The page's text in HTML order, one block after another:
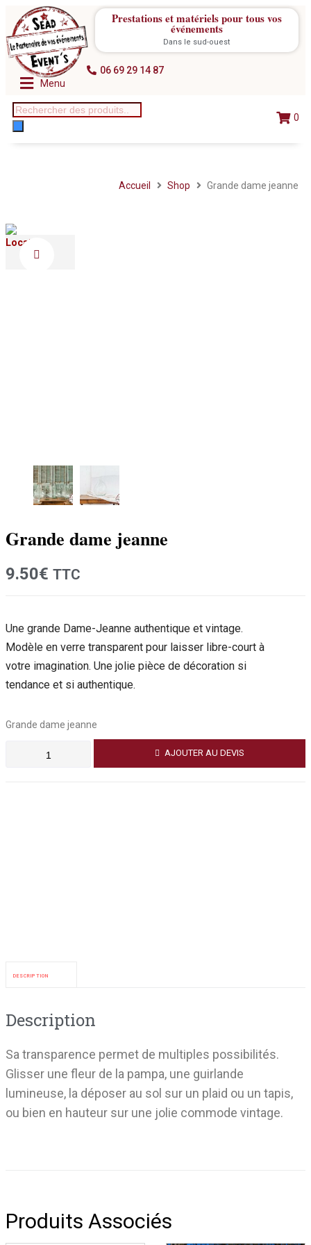
Prestations et matériels pour tous vos
événements
Dans le sud-ouest
06 69 29 14 87
Menu
0
Accueil Shop Grande dame jeanne
Location
Grande dame jeanne
9.50€ TTC
Une grande Dame-Jeanne authentique et vintage.
Modèle en verre transparent pour laisser libre-court à
votre imagination. Une jolie pièce de décoration si
tendance et si authentique.
Grande dame jeanne
AJOUTER AU DEVIS
DESCRIPTION
Description
Sa transparence permet de multiples possibilités.
Glisser une fleur de la pampa, une guirlande
lumineuse, la déposer au sol sur un plaid ou un tapis,
ou bien en hauteur sur une jolie commode vintage.
Produits Associés